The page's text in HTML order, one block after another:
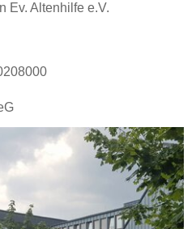
Ev. Altenhilfe e.V.